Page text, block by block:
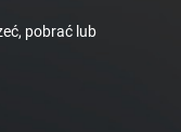
pobrać lub